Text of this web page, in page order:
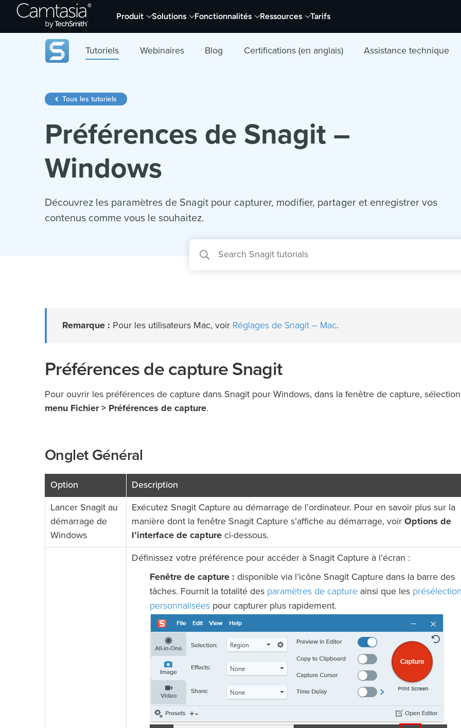
Passer
directement
Produit Solutions Fonctionnalités Ressources Tarifs
Tutoriels Webinaires Blog Certifications (en anglais) Assistance technique
Tous les tutoriels
Préférences de Snagit –
Windows
Découvrez les paramètres de Snagit pour capturer, modifier, partager et enregistrer vos
contenus comme vous le souhaitez.
Remarque : Pour les utilisateurs Mac, voir Réglages de Snagit – Mac.
Préférences de capture Snagit
Pour ouvrir les préférences de capture dans Snagit pour Windows, dans la fenêtre de capture,
menu Fichier > Préférences de capture.
Onglet Général
Option Description
Lancer Snagit au
démarrage de
Windows
Exécutez Snagit Capture au démarrage de l’ordinateur. Pour en savoir plus sur la
manière dont la fenêtre Snagit Capture s’affiche au démarrage, voir Options de
l’interface de capture ci-dessous.
Définissez votre préférence pour accéder à Snagit Capture à l’écran :
Fenêtre de capture : disponible via l’icône Snagit Capture dans la barre des
tâches. Fournit la totalité des paramètres de capture ainsi que les
personnalisées pour capturer plus rapidement.